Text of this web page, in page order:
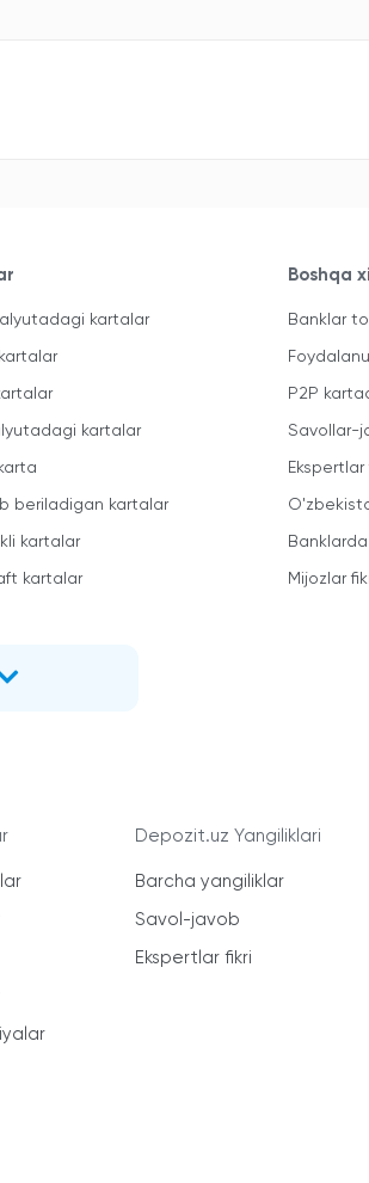
kartalar
kartalar
beriladigan kartalar
kartalar
kartalar
Boshqa
Banklar
P2P
Savollar-
Ekspertlar
Mijozlar
Depozit.uz Yangiliklari
Barcha yangiliklar
Savol-javob
Ekspertlar fikri